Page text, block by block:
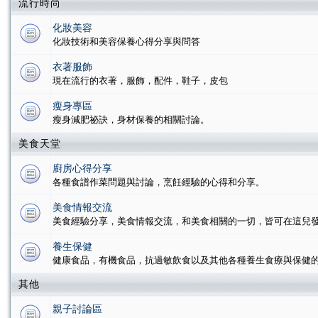
流行時尚
化妝美容
化妝技術和美容保養心得分享與問答
衣著服飾
現在流行的衣著，服飾，配件，鞋子，皮包
瘦身專區
瘦身減肥祕訣，身材保養的相關討論。
美食天堂
廚房心得分享
各種食譜作菜問題與討論，烹飪經驗的心得和分享。
美食情報交流
美食經驗分享，美食情報交流，和美食相關的一切，皆可在這兒發
養生保健
健康食品，有機食品，抗過敏飲食以及其他各種養生食療與保健的
其他
親子討論區